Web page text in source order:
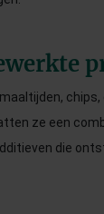
chips,
ze een
die